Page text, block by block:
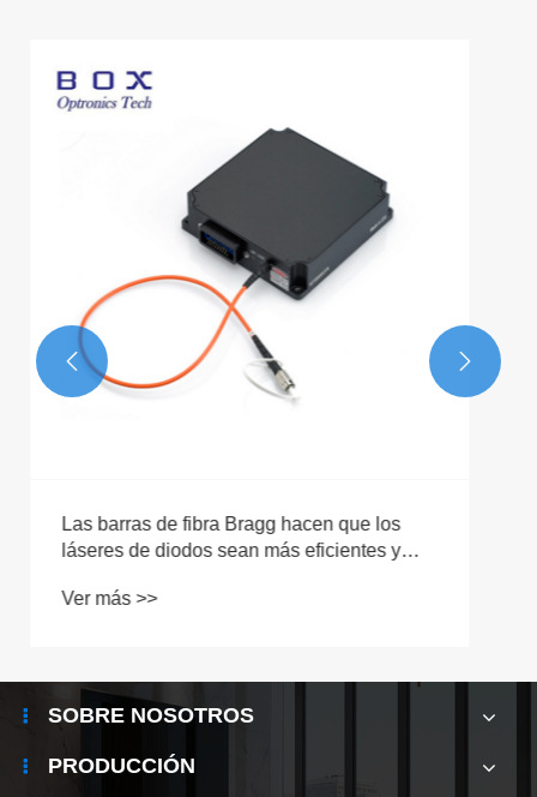
¿Cuál es la diferencia entre los láseres de
semiconductores y el láser de fibra?
Ver más >>
 
SOBRE NOSOTROS
PRODUCCIÓN